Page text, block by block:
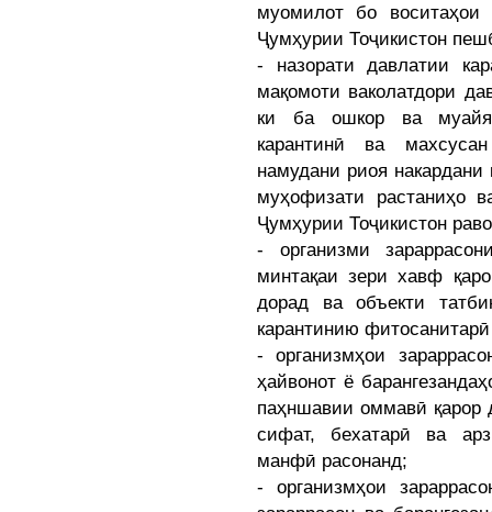
муомилот бо воситаҳои
Ҷумҳурии Тоҷикистон
- назорати давлатии
мақомоти ваколатдори
ки ба ошкор ва муайян
карантинӣ ва
намудани риоя
муҳофизати растаниҳо
Ҷумҳурии Тоҷикистон
- организми
минтақаи зери хавф
дорад ва объекти
карантинию
- организмҳои
ҳайвонот ё
паҳншавии оммавӣ қарор
сифат, бехатарӣ ва
манфӣ расонанд;
- организмҳои